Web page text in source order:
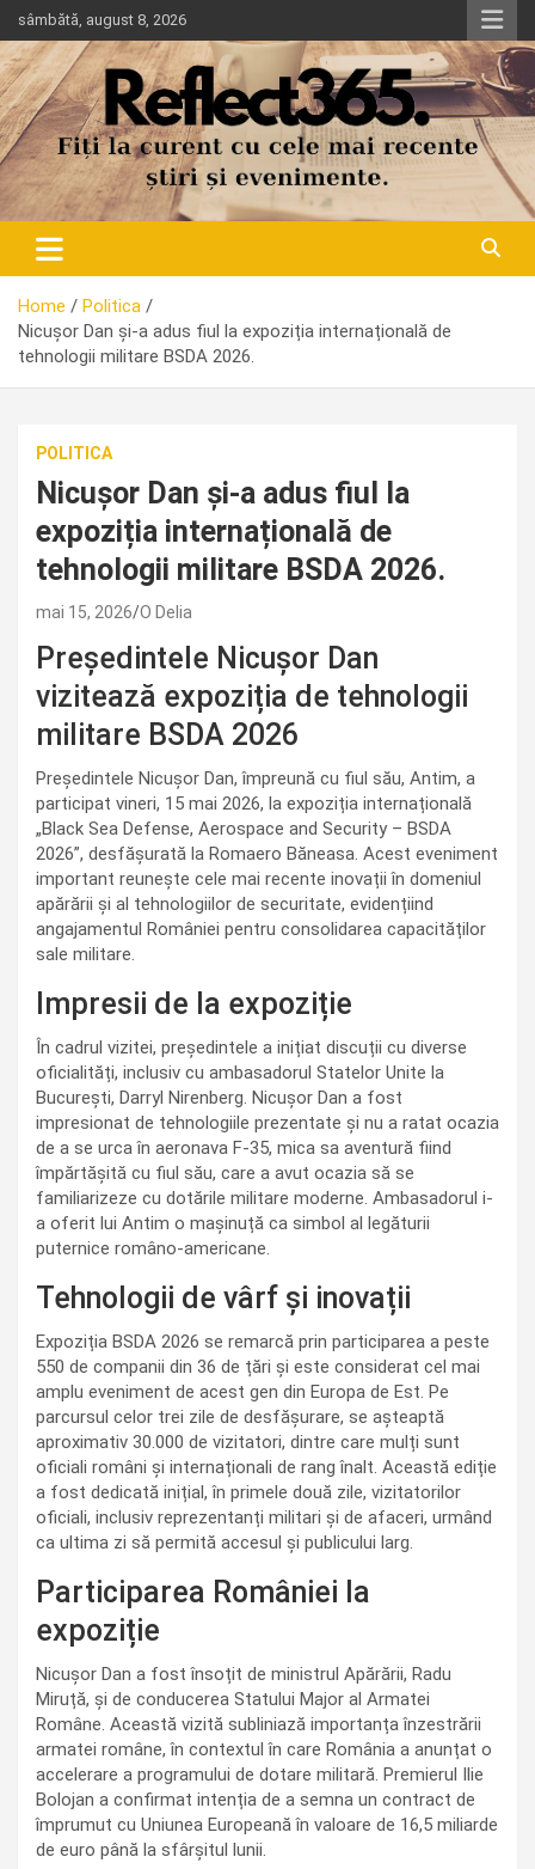
Skip
to
content
sâmbătă, august 8, 2026
Home
Politica
Nicușor Dan și-a adus fiul la expoziția internațională de
tehnologii militare BSDA 2026.
POLITICA
Nicușor Dan și-a adus fiul la
expoziția internațională de
tehnologii militare BSDA 2026.
mai 15, 2026 O Delia
Președintele Nicușor Dan
vizitează expoziția de tehnologii
militare BSDA 2026
Președintele Nicușor Dan, împreună cu fiul său, Antim, a
participat vineri, 15 mai 2026, la expoziția internațională
„Black Sea Defense, Aerospace and Security – BSDA
2026”, desfășurată la Romaero Băneasa. Acest eveniment
important reunește cele mai recente inovații în domeniul
apărării și al tehnologiilor de securitate, evidențiind
angajamentul României pentru consolidarea capacităților
sale militare.
Impresii de la expoziție
În cadrul vizitei, președintele a inițiat discuții cu diverse
oficialități, inclusiv cu ambasadorul Statelor Unite la
București, Darryl Nirenberg. Nicușor Dan a fost
impresionat de tehnologiile prezentate și nu a ratat ocazia
de a se urca în aeronava F-35, mica sa aventură fiind
împărtășită cu fiul său, care a avut ocazia să se
familiarizeze cu dotările militare moderne. Ambasadorul i-
a oferit lui Antim o mașinuță ca simbol al legăturii
puternice româno-americane.
Tehnologii de vârf și inovații
Expoziția BSDA 2026 se remarcă prin participarea a peste
550 de companii din 36 de țări și este considerat cel mai
amplu eveniment de acest gen din Europa de Est. Pe
parcursul celor trei zile de desfășurare, se așteaptă
aproximativ 30.000 de vizitatori, dintre care mulți sunt
oficiali români și internaționali de rang înalt. Această ediție
a fost dedicată inițial, în primele două zile, vizitatorilor
oficiali, inclusiv reprezentanți militari și de afaceri, urmând
ca ultima zi să permită accesul și publicului larg.
Participarea României la
expoziție
Nicușor Dan a fost însoțit de ministrul Apărării, Radu
Miruță, și de conducerea Statului Major al Armatei
Române. Această vizită subliniază importanța înzestrării
armatei române, în contextul în care România a anunțat o
accelerare a programului de dotare militară. Premierul Ilie
Bolojan a confirmat intenția de a semna un contract de
împrumut cu Uniunea Europeană în valoare de 16,5 miliarde
de euro până la sfârșitul lunii.